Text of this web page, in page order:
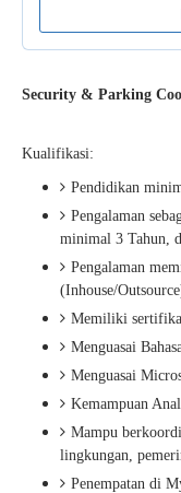
Security & Parking
Kualifikasi:
Pendidikan
Pengalaman
minimal 3 Tahun,
Pengalaman
(Inhouse/
Memiliki
Menguasai
Menguasai
Kemampuan
Mampu
lingkungan,
Penempatan di